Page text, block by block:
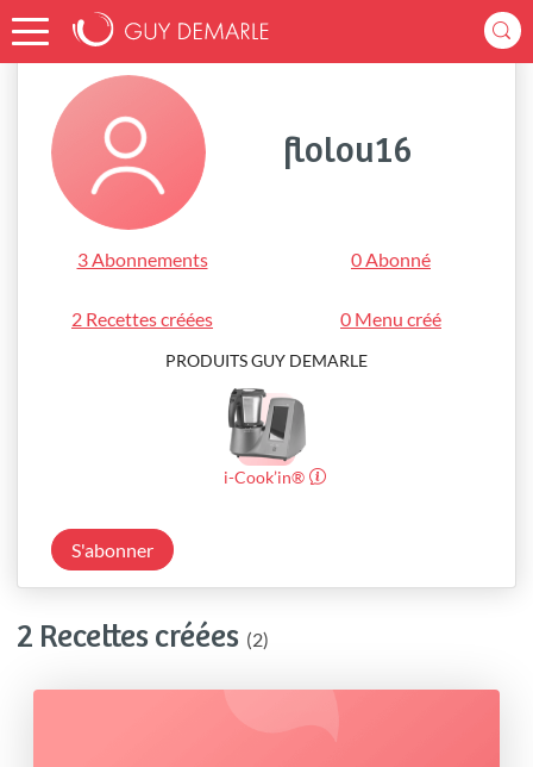
Accueil flolou16
flolou16
3 Abonnements 0 Abonné
2 Recettes créées 0 Menu créé
PRODUITS GUY DEMARLE
i-Cook’in®
S'abonner
2 Recettes créées (2)